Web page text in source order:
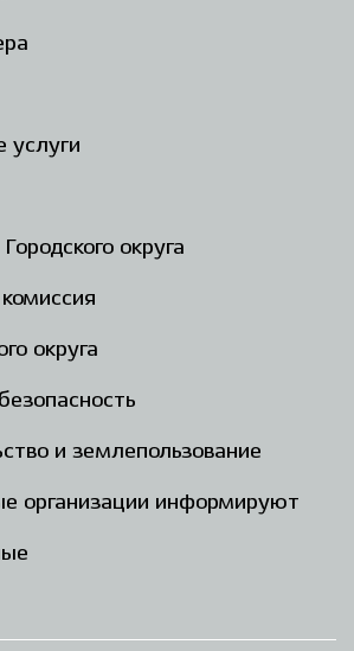
услуги
округа
округа
и землепользование
организации информируют